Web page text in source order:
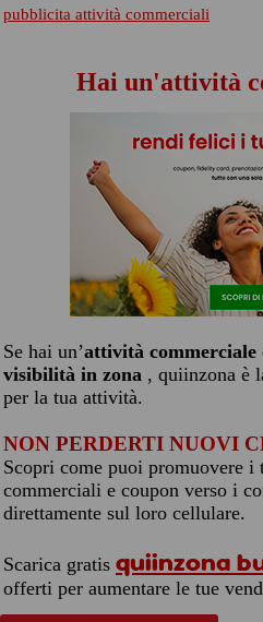
pubblicita attività commerciali
Hai un'attività
Se hai un’attività commerciale
visibilità in zona , quiinzona è
per la tua attività.
NON PERDERTI NUOVI
Scopri come puoi promuovere
commerciali e coupon verso i
direttamente sul loro cellulare.
Scarica gratis quiinzona
offerti per aumentare le tue